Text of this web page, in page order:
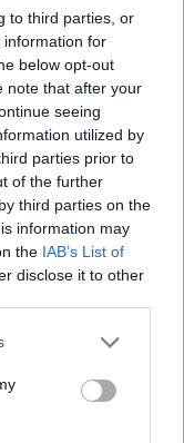
to third parties, or
information for
below opt-out
note that after your
seeing
utilized by
parties prior to
of the further
third parties on the
information may
the IAB’s List of
disclose it to other
or more Google
You may click to
party tags to
in below Google